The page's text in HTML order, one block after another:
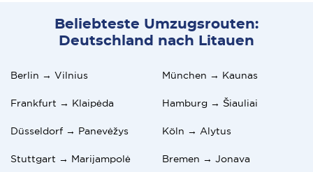
Beliebteste Umzugsrouten:
Deutschland nach Litauen
Berlin → Vilnius München → Kaunas
Frankfurt → Klaipėda Hamburg → Šiauliai
Düsseldorf → Panevėžys Köln → Alytus
Stuttgart → Marijampolė Bremen → Jonava